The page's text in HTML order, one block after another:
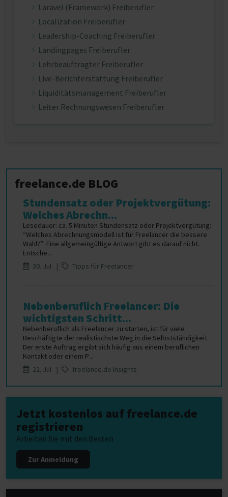
Laravel (Framework) Freiberufler
Localization Freiberufler
Leadership-Coaching Freiberufler
Landingpages Freiberufler
Lehrbeauftragter Freiberufler
Live-Berichterstattung Freiberufler
Liquiditätsmanagement Freiberufler
Leiter Rechnungswesen Freiberufler
freelance.de BLOG
Stundensatz oder Projektvergütung:
Welches Abrechn...
Lesedauer: ca. 5 Minuten Stundensatz oder Projektvergütung:
“Welches Abrechnungsmodell ist für Freelancer die bessere
Wahl?”. Eine allgemeingültige Antwort gibt es darauf nicht.
Entsche...
30. Jul |
Tipps für Freelancer
Nebenberuflich Freelancer: Die
wichtigsten Schritt...
Nebenberuflich als Freelancer zu starten, ist für viele
Beschäftigte der realistischste Weg in die Selbstständigkeit.
Der erste Auftrag ergibt sich häufig aus einem beruflichen
Kontakt oder einem P...
22. Jul |
freelance.de Insights
Jetzt kostenlos auf freelance.de
registrieren
Arbeiten Sie mit den Besten
Zur Anmeldung